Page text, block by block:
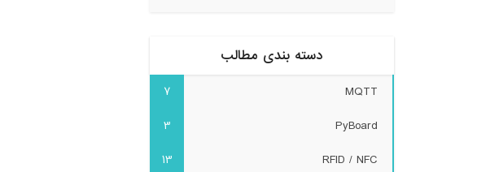
دسته بندی مطالب
MQTT
7
PyBoard
3
RFID / NFC
13